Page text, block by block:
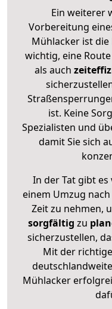
Ein weiterer
Vorbereitung
Mühlacker ist die
wichtig, eine
als auch
ist. Keine
Spezialisten und
damit Sie sich
In der Tat gibt es
einem Umzug
Zeit zu nehmen,
sorgfältig zu
sicherzustellen,
Mit der
Mühlacker